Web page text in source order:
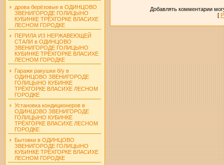
дрова берёзовые в ОДИНЦОВО
ЗВЕНИГОРОДЕ ГОЛИЦЫНО
КУБИНКЕ ТРЁХГОРКЕ ВЛАСИХЕ
ЛЕСНОМ ГОРОДКЕ
ПЕРИЛА ИЗ НЕРЖАВЕЮЩЕЙ
СТАЛИ в ОДИНЦОВО
ЗВЕНИГОРОДЕ ГОЛИЦЫНО
КУБИНКЕ ТРЁХГОРКЕ ВЛАСИХЕ
ЛЕСНОМ ГОРОДКЕ
Гаражи ракушки б/у в
ОДИНЦОВО ЗВЕНИГОРОДЕ
ГОЛИЦЫНО КУБИНКЕ
ТРЁХГОРКЕ ВЛАСИХЕ ЛЕСНОМ
ГОРОДКЕ
Установка кондиционеров в
ОДИНЦОВО ЗВЕНИГОРОДЕ
ГОЛИЦЫНО КУБИНКЕ
ТРЁХГОРКЕ ВЛАСИХЕ ЛЕСНОМ
ГОРОДКЕ
Бытовки в ОДИНЦОВО
ЗВЕНИГОРОДЕ ГОЛИЦЫНО
КУБИНКЕ ТРЁХГОРКЕ ВЛАСИХЕ
ЛЕСНОМ ГОРОДКЕ
Добавлять комментарии
[